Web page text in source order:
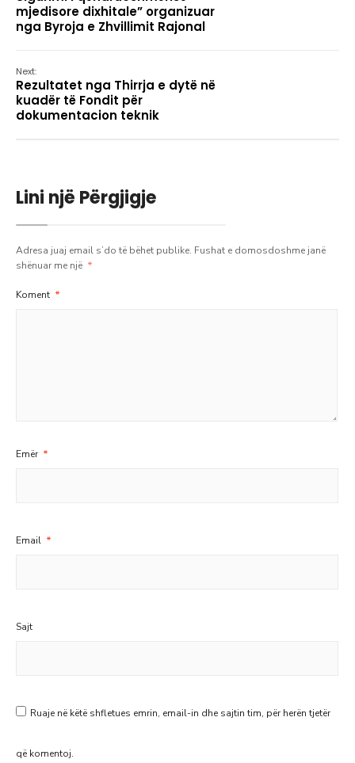
mjedisore dixhitale” organizuar
nga Byroja e Zhvillimit Rajonal
Next:
Rezultatet nga Thirrja e dytë në
kuadër të Fondit për
dokumentacion teknik
Lini një Përgjigje
Adresa juaj email s’do të bëhet publike. Fushat e domosdoshme janë
shënuar me një *
Koment *
Emër *
Email *
Sajt
Ruaje në këtë shfletues emrin, email-in dhe sajtin tim, për herën tjetër
që komentoj.